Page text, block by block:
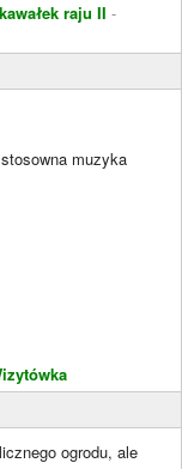
raju II -
muzyka
ogrodu, ale